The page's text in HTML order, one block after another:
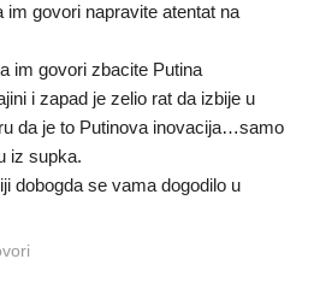
im govori napravite atentat na
im govori zbacite Putina
i zapad je zelio rat da izbije u
da je to Putinova inovacija…samo
iz supka.
dobogda se vama dogodilo u